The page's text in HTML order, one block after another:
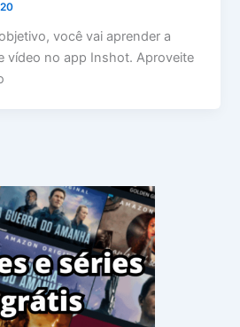
você vai aprender a
vídeo no app Inshot. Aproveite